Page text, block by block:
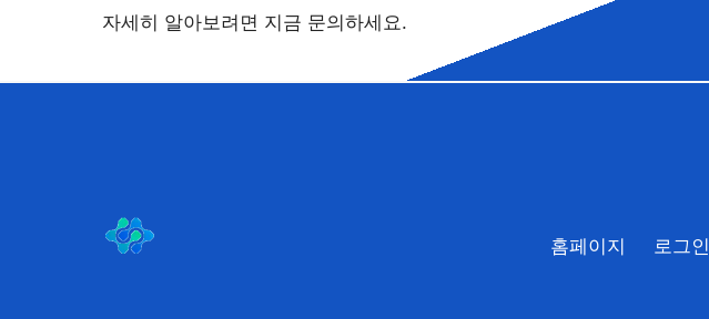
자세히 알아보려면 지금 문의하세요.
홈페이지 로그인